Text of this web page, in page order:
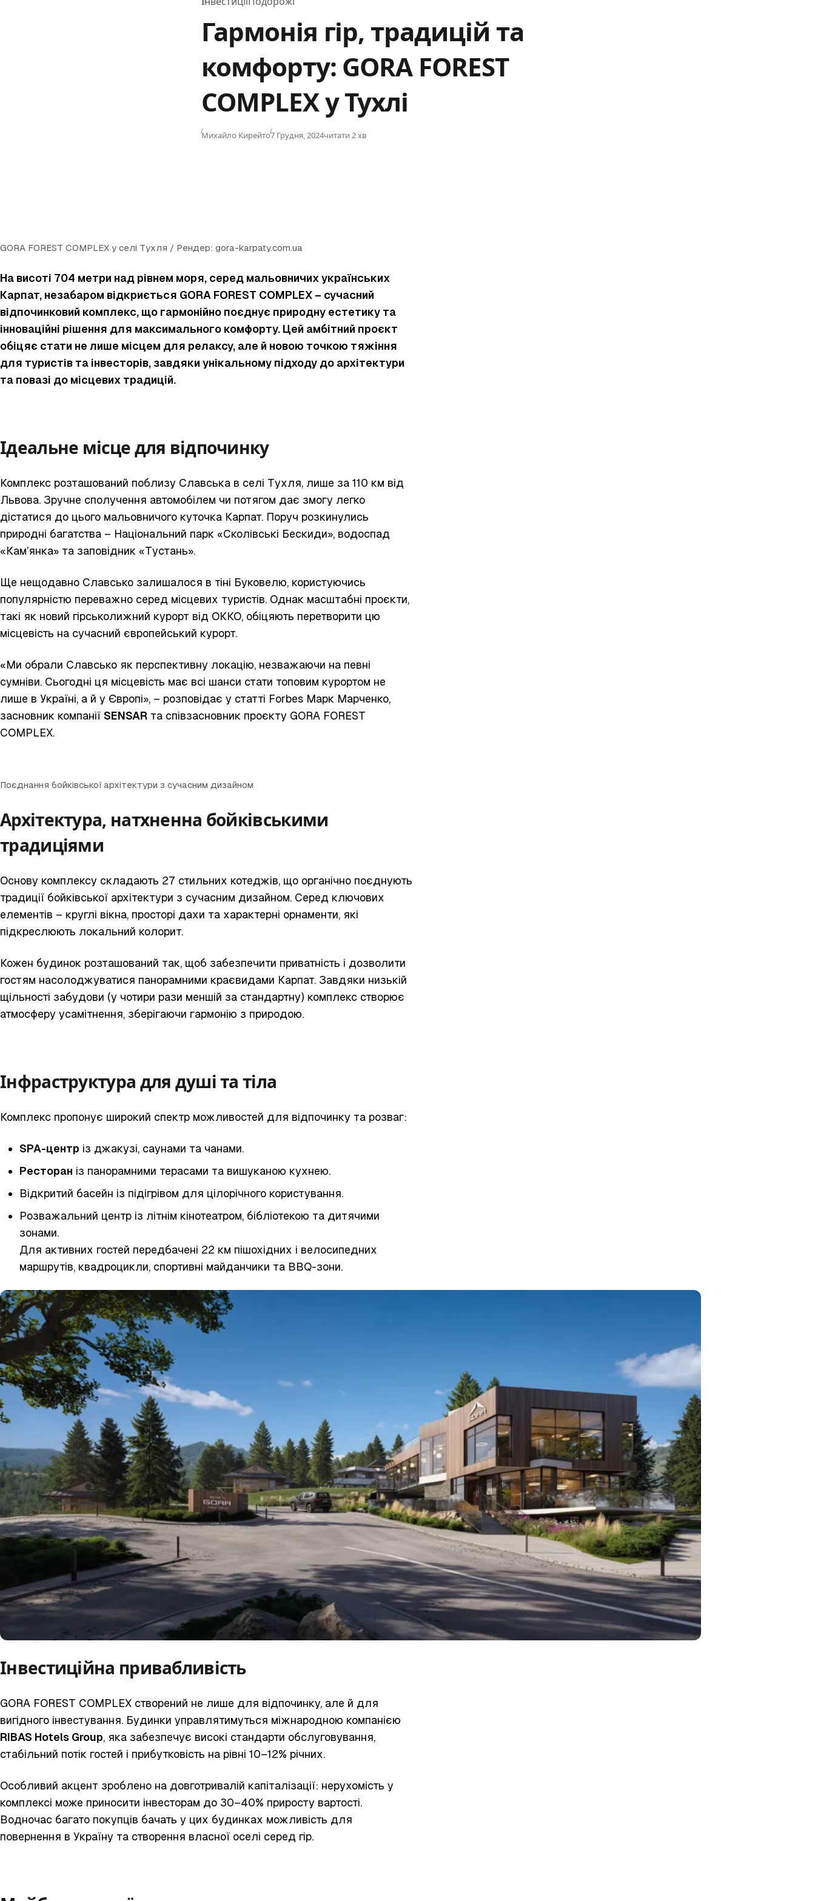
Category
Гармонія гір, традицій та
комфорту: GORA FOREST
COMPLEX у Тухлі
Михайло КирейтоPublished
7 Грудня, 2024читати 2 хв
GORA FOREST COMPLEX у селі Тухля / Рендер: gora-karpaty.com.ua
На висоті 704 метри над рівнем моря, серед мальовничих українських
Карпат, незабаром відкриється GORA FOREST COMPLEX – сучасний
відпочинковий комплекс, що гармонійно поєднує природну естетику та
інноваційні рішення для максимального комфорту. Цей амбітний проєкт
обіцяє стати не лише місцем для релаксу, але й новою точкою тяжіння
для туристів та інвесторів, завдяки унікальному підходу до архітектури
та повазі до місцевих традицій.
Ідеальне місце для відпочинку
Комплекс розташований поблизу Славська в селі Тухля, лише за 110 км від
Львова. Зручне сполучення автомобілем чи потягом дає змогу легко
дістатися до цього мальовничого куточка Карпат. Поруч розкинулись
природні багатства – Національний парк «Сколівські Бескиди», водоспад
«Кам’янка» та заповідник «Тустань».
Ще нещодавно Славсько залишалося в тіні Буковелю, користуючись
популярністю переважно серед місцевих туристів. Однак масштабні проєкти,
такі як новий гірськолижний курорт від ОККО, обіцяють перетворити цю
місцевість на сучасний європейський курорт.
«Ми обрали Славсько як перспективну локацію, незважаючи на певні
сумніви. Сьогодні ця місцевість має всі шанси стати топовим курортом не
лише в Україні, а й у Європі», – розповідає у статті Forbes Марк Марченко,
засновник компанії SENSAR та співзасновник проєкту GORA FOREST
COMPLEX.
Поєднання бойківської архітектури з сучасним дизайном
Архітектура, натхненна бойківськими
традиціями
Основу комплексу складають 27 стильних котеджів, що органічно поєднують
традиції бойківської архітектури з сучасним дизайном. Серед ключових
елементів – круглі вікна, просторі дахи та характерні орнаменти, які
підкреслюють локальний колорит.
Кожен будинок розташований так, щоб забезпечити приватність і дозволити
гостям насолоджуватися панорамними краєвидами Карпат. Завдяки низькій
щільності забудови (у чотири рази меншій за стандартну) комплекс створює
атмосферу усамітнення, зберігаючи гармонію з природою.
Інфраструктура для душі та тіла
Комплекс пропонує широкий спектр можливостей для відпочинку та розваг:
SPA-центр із джакузі, саунами та чанами.
Ресторан із панорамними терасами та вишуканою кухнею.
Відкритий басейн із підігрівом для цілорічного користування.
Розважальний центр із літнім кінотеатром, бібліотекою та дитячими
зонами.
Для активних гостей передбачені 22 км пішохідних і велосипедних
маршрутів, квадроцикли, спортивні майданчики та BBQ-зони.
Інвестиційна привабливість
GORA FOREST COMPLEX створений не лише для відпочинку, але й для
вигідного інвестування. Будинки управлятимуться міжнародною компанією
RIBAS Hotels Group, яка забезпечує високі стандарти обслуговування,
стабільний потік гостей і прибутковість на рівні 10–12% річних.
Особливий акцент зроблено на довготривалій капіталізації: нерухомість у
комплексі може приносити інвесторам до 30–40% приросту вартості.
Водночас багато покупців бачать у цих будинках можливість для
повернення в Україну та створення власної оселі серед гір.